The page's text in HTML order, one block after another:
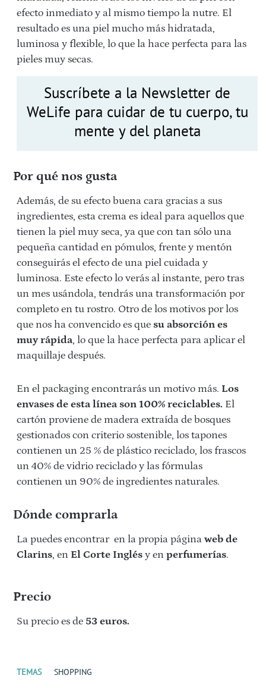
efecto inmediato y al mismo tiempo la nutre. El
resultado es una piel mucho más hidratada,
luminosa y flexible, lo que la hace perfecta para las
pieles muy secas.
Suscríbete a la Newsletter de
WeLife para cuidar de tu cuerpo, tu
mente y del planeta
Por qué nos gusta
Además, de su efecto buena cara gracias a sus
ingredientes, esta crema es ideal para aquellos que
tienen la piel muy seca, ya que con tan sólo una
pequeña cantidad en pómulos, frente y mentón
conseguirás el efecto de una piel cuidada y
luminosa. Este efecto lo verás al instante, pero tras
un mes usándola, tendrás una transformación por
completo en tu rostro. Otro de los motivos por los
que nos ha convencido es que su absorción es
muy rápida, lo que la hace perfecta para aplicar el
maquillaje después.
En el packaging encontrarás un motivo más. Los
envases de esta línea son 100% reciclables. El
cartón proviene de madera extraída de bosques
gestionados con criterio sostenible, los tapones
contienen un 25 % de plástico reciclado, los frascos
un 40% de vidrio reciclado y las fórmulas
contienen un 90% de ingredientes naturales.
Dónde comprarla
La puedes encontrar en la propia página web de
Clarins, en El Corte Inglés y en perfumerías.
Precio
Su precio es de 53 euros.
TEMAS SHOPPING